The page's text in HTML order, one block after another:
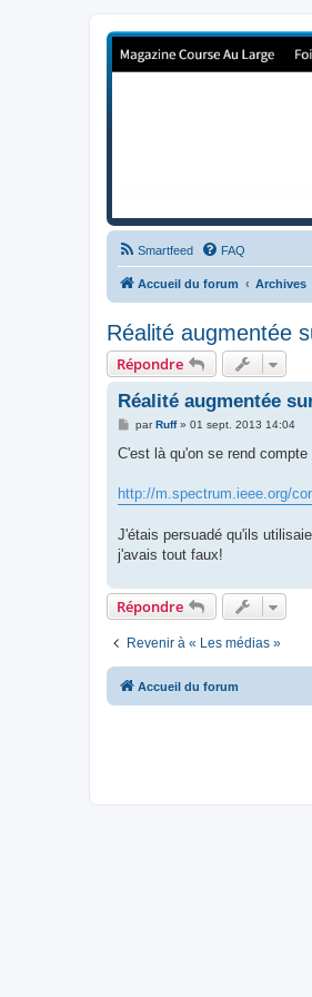
Forum de Cup In
Smartfeed FAQ
Accueil du forum Archives
Réalité augmentée
Répondre
Réalité augmentée
M
s
g
e
par Ruff» 01 sept. 2013 14:04
C'est là qu'on se rend
http://m.spectrum.ieee.org/
J'étais persuadé qu'ils
j'avais tout faux!
Répondre
Revenir à « Les médias »
Accueil du forum